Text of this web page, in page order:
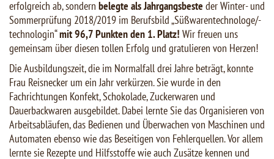
erfolgreich ab, sondern belegte als Jahrgangsbeste der Winter- und
Sommerprüfung 2018/2019 im Berufsbild „Süßwarentechnologe/-
technologin“mit 96,7 Punktenden 1. Platz! Wir freuen uns
gemeinsam über diesen tollen Erfolg und gratulieren von Herzen!
Die Ausbildungszeit, die im Normalfall drei Jahre beträgt, konnte
Frau Reisnecker um ein Jahr verkürzen. Sie wurde in den
Fachrichtungen Konfekt, Schokolade, Zuckerwaren und
Dauerbackwaren ausgebildet. Dabei lernte Sie das Organisieren von
Arbeitsabläufen, das Bedienen und Überwachen von Maschinen und
Automaten ebenso wie das Beseitigen von Fehlerquellen. Vor allem
lernte sie Rezepte und Hilfsstoffe wie auch Zusätze kennen und